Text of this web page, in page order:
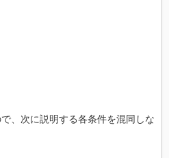
、次に説明する各条件を混同しな